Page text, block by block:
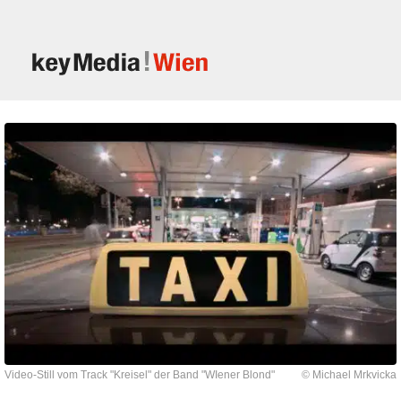
Video-Still vom Track "Kreisel" der Band "WIener Blond" © Michael Mrkvicka